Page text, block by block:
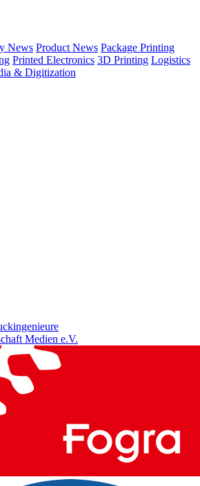
News Product News Package Printing
Printed Electronics 3D Printing Logistics
& Digitization